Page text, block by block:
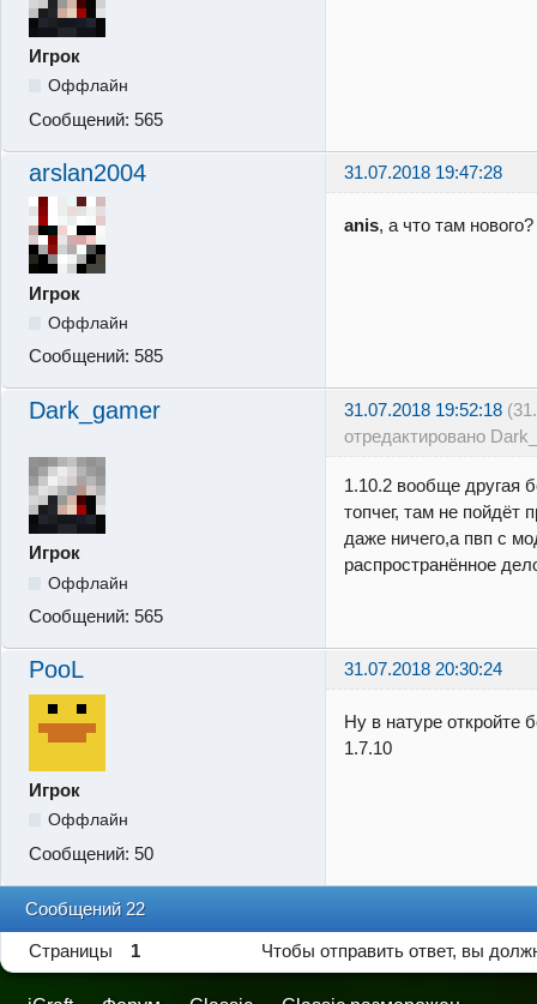
Игрок
Оффлайн
Сообщений: 565
arslan2004 31.07.2018 19:47:28
Игрок
Оффлайн
Сообщений: 585
anis, а что там
Dark_gamer 31.07.2018 19:52:18
отредактировано
Игрок
Оффлайн
Сообщений: 565
1.10.2 вообще другая
топчег, там не пойдёт
даже ничего,а пвп с
распространённое
PooL 31.07.2018 20:30:24
Игрок
Оффлайн
Сообщений: 50
Ну в натуре откройте
1.7.10
Сообщений 22
Страницы 1 Чтобы отправить ответ, вы